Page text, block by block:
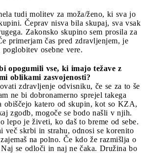
tudi molitev za moža/ženo, ki sva jo
Čeprav nisva bila skupaj, sva vsak
Zakonsko skupino sem prosila za
primerjam čas pred zdravljenjem, je
osebne vere.
opogumili vse, ki imajo težave z
oblikami zasvojenosti?
zdravljenje odvisniku, če se za to še
ne bi dobronamerno sprejel takega
obiščejo katero od skupin, kot so KZA,
zgodb, mogoče se bodo našli v njih.
lepo je živeti, ko daš to breme od sebe.
več skrbi in strahu, odnosi se korenito
na polno. Če kdo že razmišlja o
se odloči in naj ne čaka. Družina bo